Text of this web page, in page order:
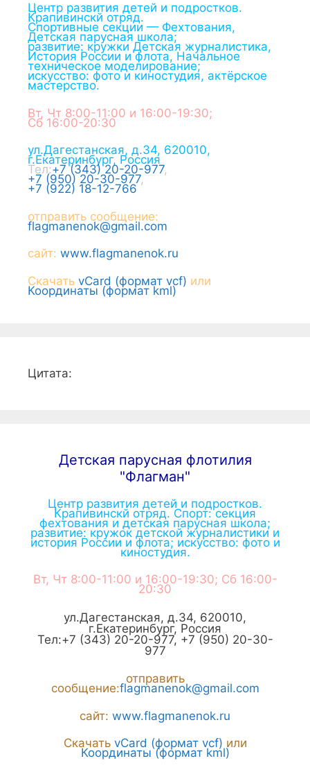
Центр развития детей и подростков.
Крапивинскй отряд.
Спортивные секции — Фехтования,
Детская парусная школа;
развитие: кружки Детская журналистика,
История России и флота, Начальное
техническое моделирование;
искусство: фото и киностудия, актёрское
мастерство.
Вт, Чт 8:00-11:00 и 16:00-19:30;
Сб 16:00-20:30
ул.Дагестанская, д.34, 620010,
г.Екатеринбург, Россия
Тел:+7 (343) 20-20-977,
+7 (950) 20-30-977,
+7 (922) 18-12-766
отправить сообщение:
flagmanenok@gmail.com
сайт: www.flagmanenok.ru
Скачать vCard (формат vcf) или
Координаты (формат kml)
Цитата:
Детская парусная флотилия
"Флагман"
Центр развития детей и подростков.
Крапивинскй отряд. Спорт: секция
фехтования и детская парусная школа;
развитие: кружок детской журналистики и
история России и флота; искусство: фото и
киностудия.
Вт, Чт 8:00-11:00 и 16:00-19:30; Сб 16:00-
20:30
ул.Дагестанская, д.34, 620010,
г.Екатеринбург, Россия
Тел:+7 (343) 20-20-977, +7 (950) 20-30-
977
отправить
сообщение:flagmanenok@gmail.com
сайт: www.flagmanenok.ru
Скачать vCard (формат vcf) или
Координаты (формат kml)